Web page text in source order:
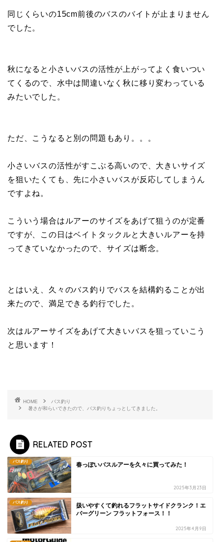
同じくらいの15cm前後のバスのバイトが止まりません
でした。
秋になると小さいバスの活性が上がってよく食いつい
てくるので、水中は間違いなく秋に移り変わっている
みたいでした。
ただ、こうなると別の問題もあり。。。
小さいバスの活性がすこぶる高いので、大きいサイズ
を狙いたくても、先に小さいバスが反応してしまうん
ですよね。
こういう場合はルアーのサイズをあげて狙うのが定番
ですが、この日はベイトタックルと大きいルアーを持
ってきていなかったので、サイズは断念。
とはいえ、久々のバス釣りでバスを結構釣ることが出
来たので、満足できる釣行でした。
次はルアーサイズをあげて大きいバスを狙っていこう
と思います！
HOME
バス釣り
暑さが和らいできたので、バス釣りちょっとしてきました。
RELATED POST
バス釣り 春っぽいバスルアーを久々に買ってみた！
2025年3月23日
バス釣り
扱いやすくて釣れるフラットサイドクランク！エ
バーグリーン フラットフォース！！
2025年4月9日